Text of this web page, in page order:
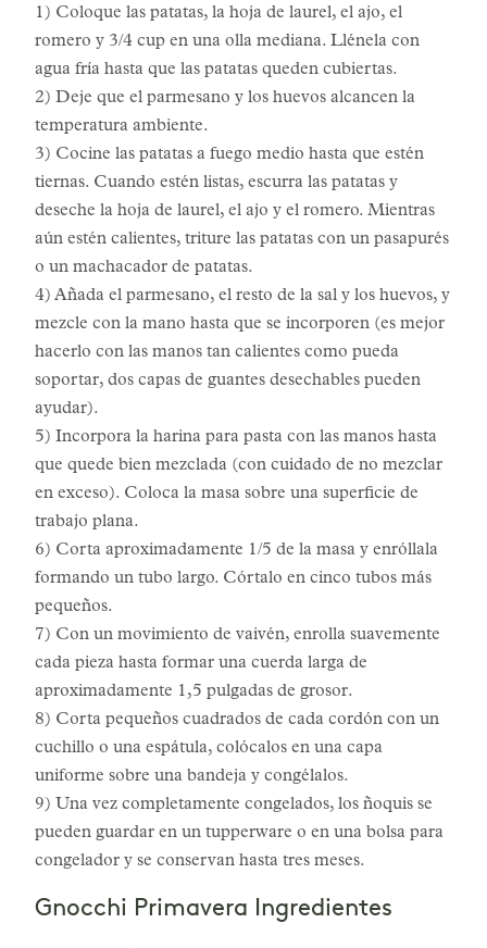
1) Coloque las patatas, la hoja de laurel, el ajo, el
romero y 3/4 cup en una olla mediana. Llénela con
agua fría hasta que las patatas queden cubiertas.
2) Deje que el parmesano y los huevos alcancen la
temperatura ambiente.
3) Cocine las patatas a fuego medio hasta que estén
tiernas. Cuando estén listas, escurra las patatas y
deseche la hoja de laurel, el ajo y el romero. Mientras
aún estén calientes, triture las patatas con un pasapurés
o un machacador de patatas.
4) Añada el parmesano, el resto de la sal y los huevos, y
mezcle con la mano hasta que se incorporen (es mejor
hacerlo con las manos tan calientes como pueda
soportar, dos capas de guantes desechables pueden
ayudar).
5) Incorpora la harina para pasta con las manos hasta
que quede bien mezclada (con cuidado de no mezclar
en exceso). Coloca la masa sobre una superficie de
trabajo plana.
6) Corta aproximadamente 1/5 de la masa y enróllala
formando un tubo largo. Córtalo en cinco tubos más
pequeños.
7) Con un movimiento de vaivén, enrolla suavemente
cada pieza hasta formar una cuerda larga de
aproximadamente 1,5 pulgadas de grosor.
8) Corta pequeños cuadrados de cada cordón con un
cuchillo o una espátula, colócalos en una capa
uniforme sobre una bandeja y congélalos.
9) Una vez completamente congelados, los ñoquis se
pueden guardar en un tupperware o en una bolsa para
congelador y se conservan hasta tres meses.
Gnocchi Primavera Ingredientes